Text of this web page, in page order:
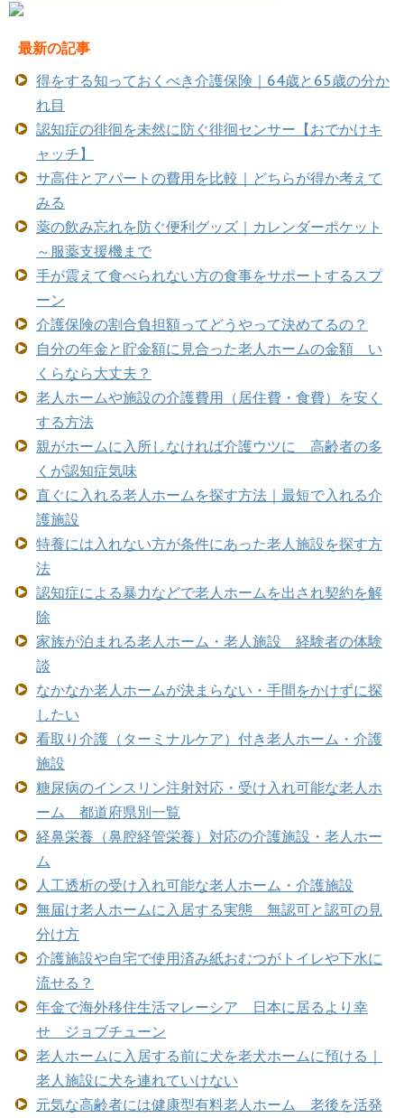
最新の記事
得をする知っておくべき介護保険｜64歳と65歳の分か
れ目
認知症の徘徊を未然に防ぐ徘徊センサー【おでかけキ
ャッチ】
サ高住とアパートの費用を比較｜どちらが得か考えて
みる
薬の飲み忘れを防ぐ便利グッズ｜カレンダーポケット
～服薬支援機まで
手が震えて食べられない方の食事をサポートするスプ
ーン
介護保険の割合負担額ってどうやって決めてるの？
自分の年金と貯金額に見合った老人ホームの金額 い
くらなら大丈夫？
老人ホームや施設の介護費用（居住費・食費）を安く
する方法
親がホームに入所しなければ介護ウツに 高齢者の多
くが認知症気味
直ぐに入れる老人ホームを探す方法｜最短で入れる介
護施設
特養には入れない方が条件にあった老人施設を探す方
法
認知症による暴力などで老人ホームを出され契約を解
除
家族が泊まれる老人ホーム・老人施設 経験者の体験
談
なかなか老人ホームが決まらない・手間をかけずに探
したい
看取り介護（ターミナルケア）付き老人ホーム・介護
施設
糖尿病のインスリン注射対応・受け入れ可能な老人ホ
ーム 都道府県別一覧
経鼻栄養（鼻腔経管栄養）対応の介護施設・老人ホー
ム
人工透析の受け入れ可能な老人ホーム・介護施設
無届け老人ホームに入居する実態 無認可と認可の見
分け方
介護施設や自宅で使用済み紙おむつがトイレや下水に
流せる？
年金で海外移住生活マレーシア 日本に居るより幸
せ ジョブチューン
老人ホームに入居する前に犬を老犬ホームに預ける｜
老人施設に犬を連れていけない
元気な高齢者には健康型有料老人ホーム 老後を活発